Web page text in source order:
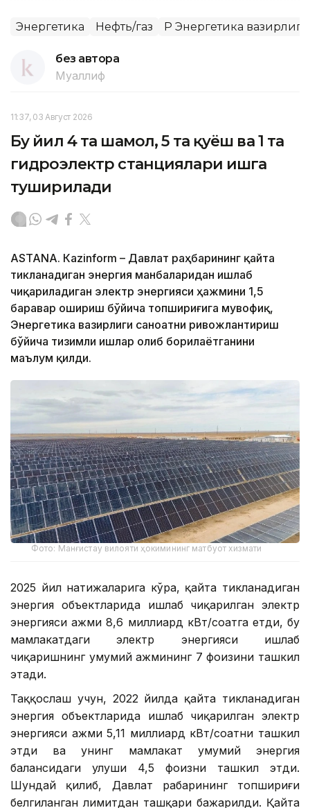
Энергетика Нефть/газ ҚР Энергетика вазирлиги
без автора
Муаллиф
11:37, 03 Август 2026
Бу йил 4 та шамол, 5 та қуёш ва 1 та
гидроэлектр станциялари ишга
туширилади
ASTANА. Кazinform – Давлат раҳбарининг қайта
тикланадиган энергия манбаларидан ишлаб
чиқариладиган электр энергияси ҳажмини 1,5
баравар ошириш бўйича топшириғига мувофиқ,
Энергетика вазирлиги саноатни ривожлантириш
бўйича тизимли ишлар олиб борилаётганини
маълум қилди.
Фото: Манғистау вилояти ҳокимининг матбуот хизмати
2025 йил натижаларига кўра, қайта тикланадиган
энергия объектларида ишлаб чиқарилган электр
энергияси ҳажми 8,6 миллиард кВт/соатга етди, бу
мамлакатдаги электр энергияси ишлаб
чиқаришнинг умумий ҳажмининг 7 фоизини ташкил
этади.
Таққослаш учун, 2022 йилда қайта тикланадиган
энергия объектларида ишлаб чиқарилган электр
энергияси ҳажми 5,11 миллиард кВт/соатни ташкил
этди ва унинг мамлакат умумий энергия
балансидаги улуши 4,5 фоизни ташкил этди.
Шундай қилиб, Давлат раҳбарининг топшириғи
белгиланган лимитдан ташқари бажарилди. Қайта